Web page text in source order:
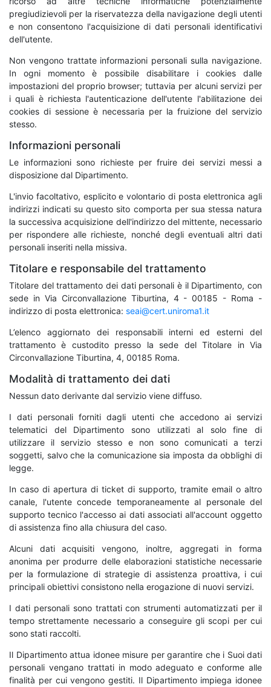
pregiudizievoli per la riservatezza della navigazione degli utenti
e non consentono l'acquisizione di dati personali identificativi
dell'utente.
Non vengono trattate informazioni personali sulla navigazione.
In ogni momento è possibile disabilitare i cookies dalle
impostazioni del proprio browser; tuttavia per alcuni servizi per
i quali è richiesta l'autenticazione dell'utente l'abilitazione dei
cookies di sessione è necessaria per la fruizione del servizio
stesso.
Informazioni personali
Le informazioni sono richieste per fruire dei servizi messi a
disposizione dal Dipartimento.
L'invio facoltativo, esplicito e volontario di posta elettronica agli
indirizzi indicati su questo sito comporta per sua stessa natura
la successiva acquisizione dell'indirizzo del mittente, necessario
per rispondere alle richieste, nonché degli eventuali altri dati
personali inseriti nella missiva.
Titolare e responsabile del trattamento
Titolare del trattamento dei dati personali è il Dipartimento, con
sede in Via Circonvallazione Tiburtina, 4 - 00185 - Roma -
indirizzo di posta elettronica: seai@cert.uniroma1.it
L’elenco aggiornato dei responsabili interni ed esterni del
trattamento è custodito presso la sede del Titolare in Via
Circonvallazione Tiburtina, 4, 00185 Roma.
Modalità di trattamento dei dati
Nessun dato derivante dal servizio viene diffuso.
I dati personali forniti dagli utenti che accedono ai servizi
telematici del Dipartimento sono utilizzati al solo fine di
utilizzare il servizio stesso e non sono comunicati a terzi
soggetti, salvo che la comunicazione sia imposta da obblighi di
legge.
In caso di apertura di ticket di supporto, tramite email o altro
canale, l'utente concede temporaneamente al personale del
supporto tecnico l'accesso ai dati associati all'account oggetto
di assistenza fino alla chiusura del caso.
Alcuni dati acquisiti vengono, inoltre, aggregati in forma
anonima per produrre delle elaborazioni statistiche necessarie
per la formulazione di strategie di assistenza proattiva, i cui
principali obiettivi consistono nella erogazione di nuovi servizi.
I dati personali sono trattati con strumenti automatizzati per il
tempo strettamente necessario a conseguire gli scopi per cui
sono stati raccolti.
Il Dipartimento attua idonee misure per garantire che i Suoi dati
personali vengano trattati in modo adeguato e conforme alle
finalità per cui vengono gestiti. Il Dipartimento impiega idonee